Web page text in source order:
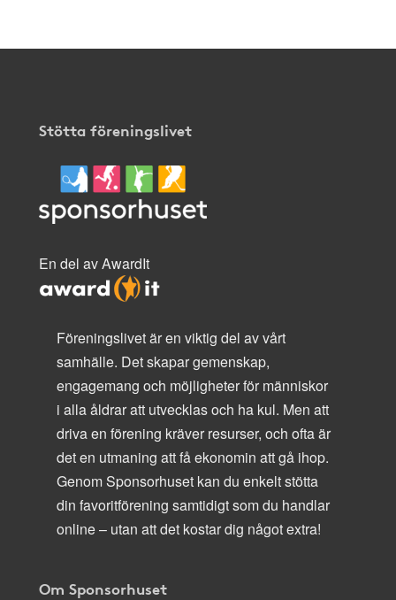
Stötta föreningslivet
En del av AwardIt
Föreningslivet är en viktig del av vårt
samhälle. Det skapar gemenskap,
engagemang och möjligheter för människor
i alla åldrar att utvecklas och ha kul. Men att
driva en förening kräver resurser, och ofta är
det en utmaning att få ekonomin att gå ihop.
Genom Sponsorhuset kan du enkelt stötta
din favoritförening samtidigt som du handlar
online – utan att det kostar dig något extra!
Om Sponsorhuset